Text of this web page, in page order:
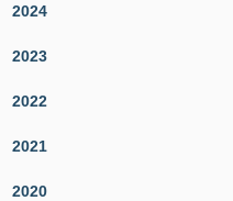
2024
2023
2022
2021
2020